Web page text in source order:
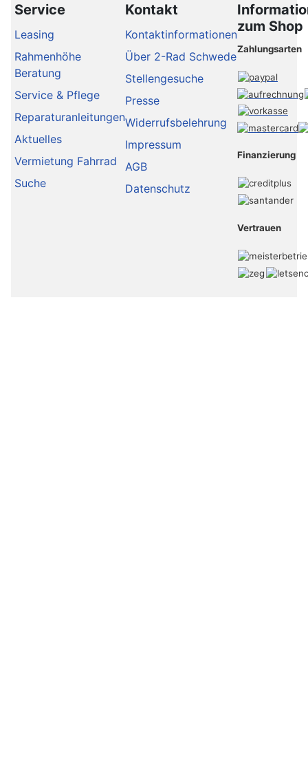
Service
Leasing
Rahmenhöhe
Beratung
Service & Pflege
Reparaturanleitungen
Aktuelles
Vermietung Fahrrad
Suche
Kontakt
Kontaktinformationen
Über 2-Rad Schwede
Stellengesuche
Presse
Widerrufsbelehrung
Impressum
AGB
Datenschutz
zum Shop
Zahlungsarten
Finanzierung
Vertrauen